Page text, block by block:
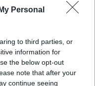
Personal
to third parties, or
information for
the below opt-out
note that after your
continue seeing